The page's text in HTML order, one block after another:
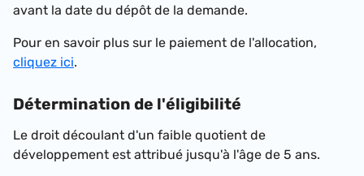
avant la date du dépôt de la demande.
Pour en savoir plus sur le paiement de l'allocation,
cliquez ici.
Détermination de l'éligibilité
Le droit découlant d'un faible quotient de
développement est attribué jusqu'à l'âge de 5 ans.